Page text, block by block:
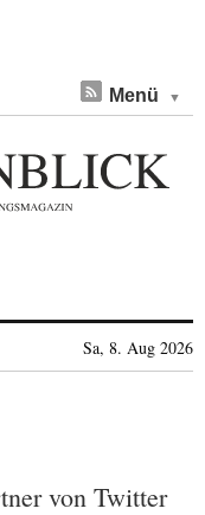
Menü
Sa, 8. Aug 2026
von Twitter